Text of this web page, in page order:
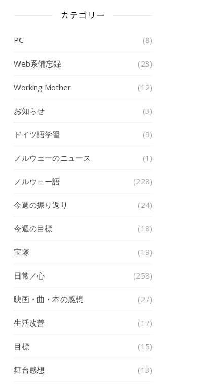
カテゴリー
PC (8)
Web系備忘録 (23)
Working Mother (12)
お知らせ (3)
ドイツ語学習 (9)
ノルウェーのニュース (1)
ノルウェー語 (228)
今週の振り返り (24)
今週の目標 (18)
宝塚 (19)
日常／心 (258)
映画・曲・本の感想 (27)
生活改善 (17)
目標 (15)
舞台感想 (13)